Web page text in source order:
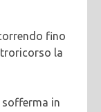
fino
la
sofferma in